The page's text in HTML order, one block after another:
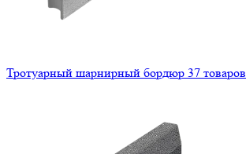
Тротуарный шарнирный бордюр 37 товаров